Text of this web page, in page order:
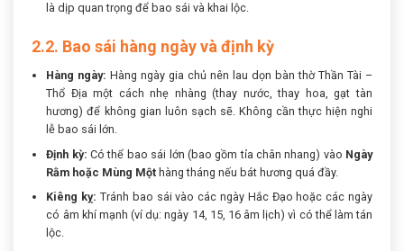
là dịp quan trọng để bao sái và khai lộc.
2.2. Bao sái hàng ngày và định kỳ
Hàng ngày: Hàng ngày gia chủ nên lau dọn bàn thờ Thần Tài –
Thổ Địa một cách nhẹ nhàng (thay nước, thay hoa, gạt tàn
hương) để không gian luôn sạch sẽ. Không cần thực hiện nghi
lễ bao sái lớn.
Định kỳ: Có thể bao sái lớn (bao gồm tỉa chân nhang) vào Ngày
Rằm hoặc Mùng Một hàng tháng nếu bát hương quá đầy.
Kiêng kỵ: Tránh bao sái vào các ngày Hắc Đạo hoặc các ngày
có âm khí mạnh (ví dụ: ngày 14, 15, 16 âm lịch) vì có thể làm tán
lộc.